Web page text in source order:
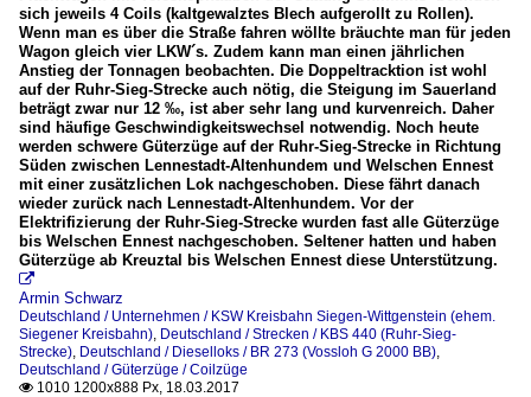
sich jeweils 4 Coils (kaltgewalztes Blech aufgerollt zu Rollen).
Wenn man es über die Straße fahren wöllte bräuchte man für jeden
Wagon gleich vier LKW´s. Zudem kann man einen jährlichen
Anstieg der Tonnagen beobachten. Die Doppeltracktion ist wohl
auf der Ruhr-Sieg-Strecke auch nötig, die Steigung im Sauerland
beträgt zwar nur 12 ‰, ist aber sehr lang und kurvenreich. Daher
sind häufige Geschwindigkeitswechsel notwendig. Noch heute
werden schwere Güterzüge auf der Ruhr-Sieg-Strecke in Richtung
Süden zwischen Lennestadt-Altenhundem und Welschen Ennest
mit einer zusätzlichen Lok nachgeschoben. Diese fährt danach
wieder zurück nach Lennestadt-Altenhundem. Vor der
Elektrifizierung der Ruhr-Sieg-Strecke wurden fast alle Güterzüge
bis Welschen Ennest nachgeschoben. Seltener hatten und haben
Güterzüge ab Kreuztal bis Welschen Ennest diese Unterstützung.

Armin Schwarz
Deutschland / Unternehmen / KSW Kreisbahn Siegen-Wittgenstein (ehem.
Siegener Kreisbahn), Deutschland / Strecken / KBS 440 (Ruhr-Sieg-
Strecke), Deutschland / Dieselloks / BR 273 (Vossloh G 2000 BB),
Deutschland / Güterzüge / Coilzüge
 1010 1200x888 Px, 18.03.2017